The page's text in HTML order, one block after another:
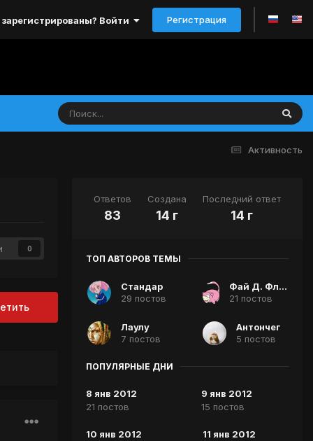
Войти Регистрация
Активность
0
Ответов
83
Создана
14 г
Последний ответ
14 г
ТОП АВТОРОВ ТЕМЫ
Стандар
29 постов
Фай Д. Флоурайт
21 постов
Лаулу
7 постов
Антончег
5 постов
ПОПУЛЯРНЫЕ ДНИ
8 янв 2012
21 постов
9 янв 2012
15 постов
10 янв 2012
11 янв 2012